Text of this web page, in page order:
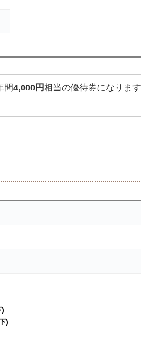
間4,000円相当の優待券になります
)
)